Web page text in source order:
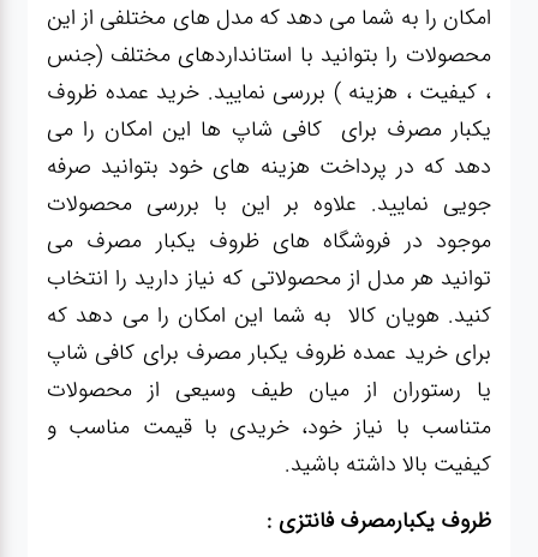
امکان را به شما می‌ دهد که مدل‌ های مختلفی از این
محصولات را بتوانید با استانداردهای مختلف (جنس
، کیفیت ، هزینه ) بررسی نمایید. خرید عمده ظروف
یکبار مصرف برای کافی شاپ ها این امکان را می
دهد که در پرداخت هزینه های خود بتوانید صرفه
جویی نمایید. علاوه بر این با بررسی محصولات
موجود در فروشگاه های ظروف یکبار مصرف می
توانید هر مدل از محصولاتی که نیاز دارید را انتخاب
کنید. هویان کالا به شما این امکان را می دهد که
برای خرید عمده ظروف یکبار مصرف برای کافی شاپ
یا رستوران از میان طیف وسیعی از محصولات
متناسب با نیاز خود، خریدی با قیمت مناسب و
کیفیت بالا داشته باشید.
ظروف یکبارمصرف فانتزی :